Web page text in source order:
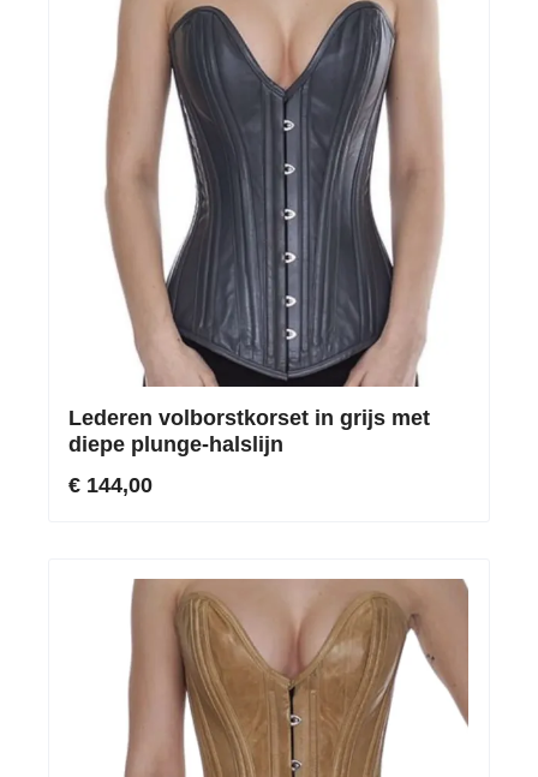
Lederen volborstkorset in grijs met
diepe plunge-halslijn
€ 144,00